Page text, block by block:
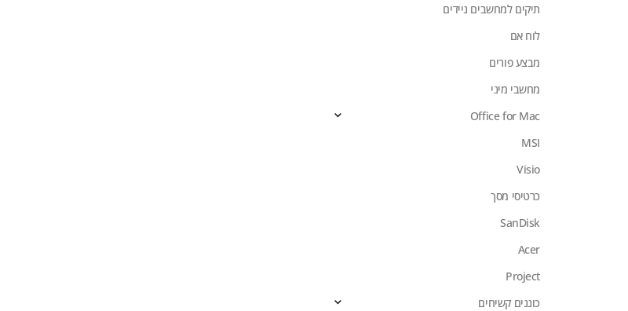
תיקים למחשבים ניידים
לוח אם
מבצע פורים
מחשבי מיני
Office for Mac
MSI
Visio
כרטיסי מסך
SanDisk
Acer
Project
כוננים קשיחים